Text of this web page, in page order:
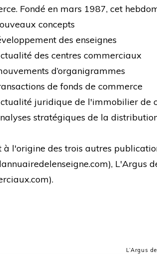
Fondé en mars 1987, cet
concepts
des enseignes
des centres commerciaux
d’organigrammes
de fonds de commerce
juridique de l'immobilier de
stratégiques de la
à l'origine des trois autres
), L'Argus
).
L’Argus